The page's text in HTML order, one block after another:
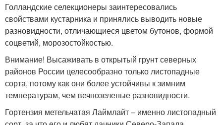
Голландские селекционеры заинтересовались
свойствами кустарника и принялись выводить новые
разновидности, отличающиеся цветом бутонов, формой
соцветий, морозостойкостью.
Внимание! Высаживать в открытый грунт северных
районов России целесообразно только листопадные
сорта, потому как они более устойчивы к зимним
температурам, чем вечнозеленые разновидности.
Гортензия метельчатая Лаймлайт – именно листопадный